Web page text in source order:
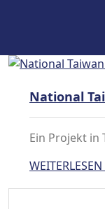
National
Ein Projekt in